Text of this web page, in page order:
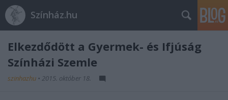
Színház.hu
Elkezdődött a Gyermek- és Ifjúság
Színházi Szemle
szinhazhu • 2015. október 18.